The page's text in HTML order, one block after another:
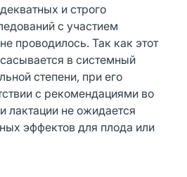
и строго
с участием
проводилось. Так как этот
в системный
степени, при его
с рекомендациями во
лактации не ожидается
эффектов для плода или